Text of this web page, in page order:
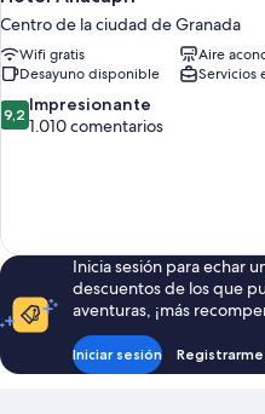
Centro de la ciudad de Granada
Wifi gratis
Aire
Desayuno disponible
Servicios
9.2
sobre
9,2 Impresionante
1.010 comentarios
Inicia sesión para echar
descuentos de los que
aventuras, ¡más
Iniciar sesión